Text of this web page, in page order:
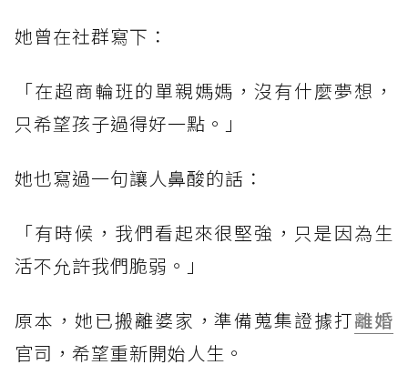
她曾在社群寫下：
「在超商輪班的單親媽媽，沒有什麼夢想，
只希望孩子過得好一點。」
她也寫過一句讓人鼻酸的話：
「有時候，我們看起來很堅強，只是因為生
活不允許我們脆弱。」
原本，她已搬離婆家，準備蒐集證據打離婚
官司，希望重新開始人生。